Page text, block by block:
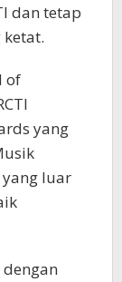
dan tetap
of
yang
luar